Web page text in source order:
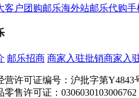
客户团购邮乐海外站邮乐代购手
邮乐招商 商家入驻批销商家入
营许可证编号：沪批字第Y4843
零售许可证：0306030103006762